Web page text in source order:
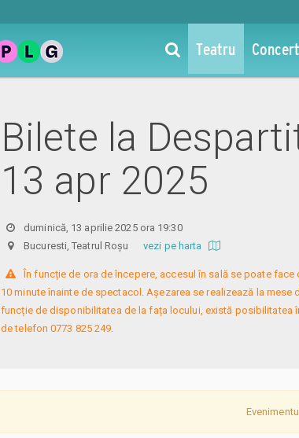
Teatru
Bilete la
13 apr 2025
duminică, 13 aprilie 2025 ora 19:30
Bucuresti, Teatrul Roșu vezi pe harta
În funcție de ora de începere, accesul în sală se poate
10 minute înainte de spectacol. Așezarea se realizează la mese
funcție de disponibilitatea de la fața locului, există posibilitatea
de telefon 0773 825 249.